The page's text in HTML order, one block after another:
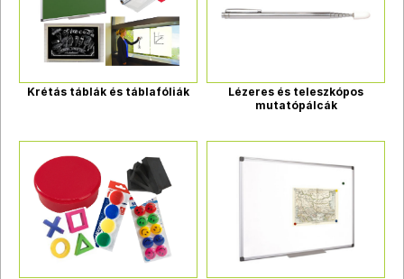
Krétás táblák és táblafóliák
Lézeres és teleszkópos
mutatópálcák